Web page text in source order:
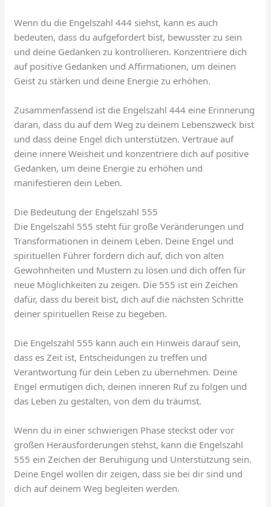
Wenn du die Engelszahl 444 siehst, kann es auch
bedeuten, dass du aufgefordert bist, bewusster zu sein
und deine Gedanken zu kontrollieren. Konzentriere dich
auf positive Gedanken und Affirmationen, um deinen
Geist zu stärken und deine Energie zu erhöhen.
Zusammenfassend ist die Engelszahl 444 eine Erinnerung
daran, dass du auf dem Weg zu deinem Lebenszweck bist
und dass deine Engel dich unterstützen. Vertraue auf
deine innere Weisheit und konzentriere dich auf positive
Gedanken, um deine Energie zu erhöhen und
manifestieren dein Leben.
Die Bedeutung der Engelszahl 555
Die Engelszahl 555 steht für große Veränderungen und
Transformationen in deinem Leben. Deine Engel und
spirituellen Führer fordern dich auf, dich von alten
Gewohnheiten und Mustern zu lösen und dich offen für
neue Möglichkeiten zu zeigen. Die 555 ist ein Zeichen
dafür, dass du bereit bist, dich auf die nächsten Schritte
deiner spirituellen Reise zu begeben.
Die Engelszahl 555 kann auch ein Hinweis darauf sein,
dass es Zeit ist, Entscheidungen zu treffen und
Verantwortung für dein Leben zu übernehmen. Deine
Engel ermutigen dich, deinen inneren Ruf zu folgen und
das Leben zu gestalten, von dem du träumst.
Wenn du in einer schwierigen Phase steckst oder vor
großen Herausforderungen stehst, kann die Engelszahl
555 ein Zeichen der Beruhigung und Unterstützung sein.
Deine Engel wollen dir zeigen, dass sie bei dir sind und
dich auf deinem Weg begleiten werden.